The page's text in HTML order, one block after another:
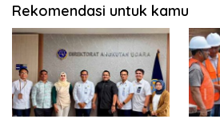
Rekomendasi untuk kamu